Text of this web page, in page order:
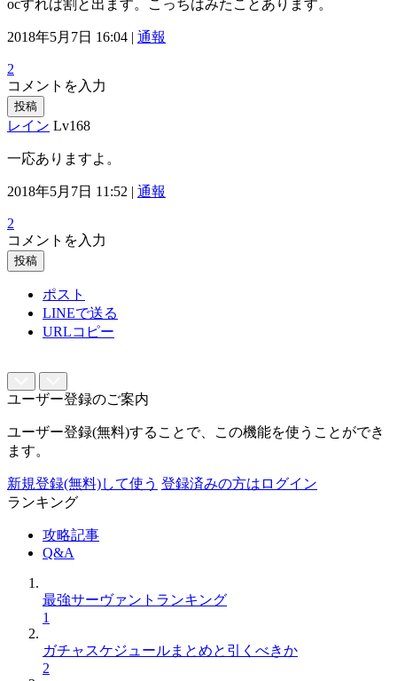
ocすれば割と出ます。こっちはみたことあります。
2018年5月7日 16:04 | 通報
2
コメントを入力
投稿
レイン Lv168
一応ありますよ。
2018年5月7日 11:52 | 通報
2
コメントを入力
投稿
ポスト
LINEで送る
URLコピー
ユーザー登録のご案内
ユーザー登録(無料)することで、この機能を使うことができ
ます。
新規登録(無料)して使う 登録済みの方はログイン
ランキング
攻略記事
Q&A
最強サーヴァントランキング
1
ガチャスケジュールまとめと引くべきか
2